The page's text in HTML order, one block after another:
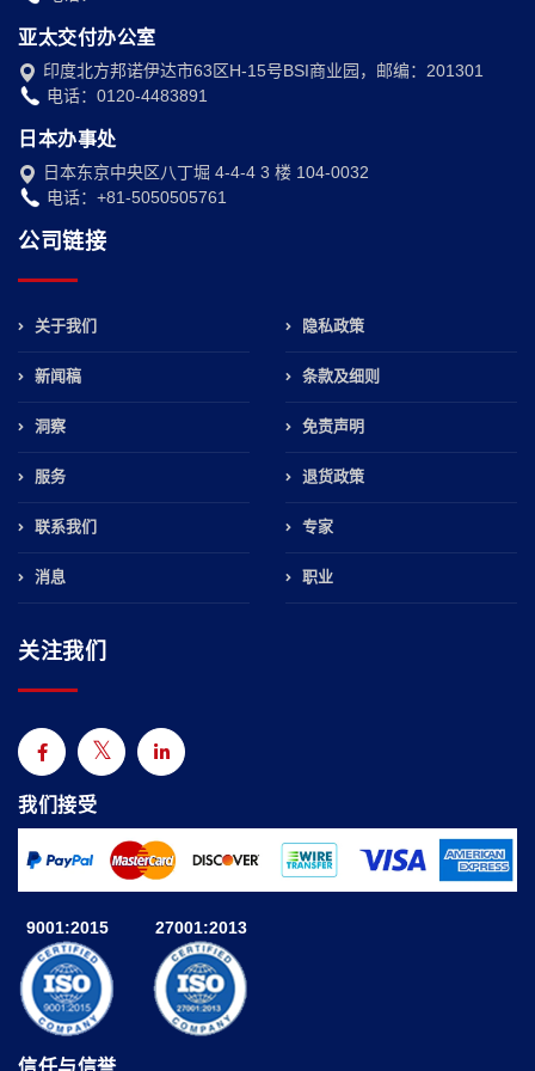
亚太交付办公室
印度北方邦诺伊达市63区H-15号BSI商业园，邮编：201301
电话：0120-4483891
日本办事处
日本东京中央区八丁堀 4-4-4 3 楼 104-0032
电话：+81-5050505761
公司链接
关于我们
新闻稿
洞察
服务
联系我们
消息
隐私政策
条款及细则
免责声明
退货政策
专家
职业
关注我们
我们接受
9001:2015 27001:2013